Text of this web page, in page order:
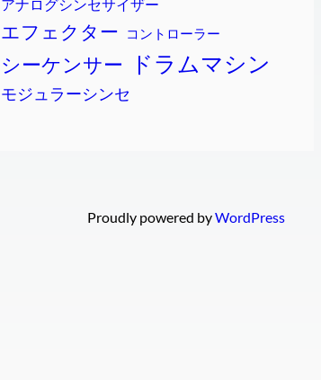
アナログシンセサイザー
エフェクター コントローラー
シーケンサー ドラムマシン
モジュラーシンセ
Proudly powered byWordPress